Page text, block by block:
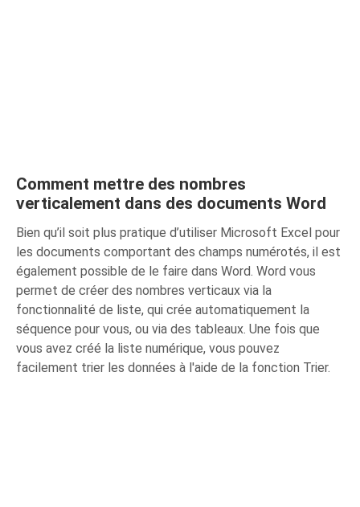
Comment mettre des nombres
verticalement dans des documents Word
Bien qu’il soit plus pratique d’utiliser Microsoft Excel pour
les documents comportant des champs numérotés, il est
également possible de le faire dans Word. Word vous
permet de créer des nombres verticaux via la
fonctionnalité de liste, qui crée automatiquement la
séquence pour vous, ou via des tableaux. Une fois que
vous avez créé la liste numérique, vous pouvez
facilement trier les données à l'aide de la fonction Trier.